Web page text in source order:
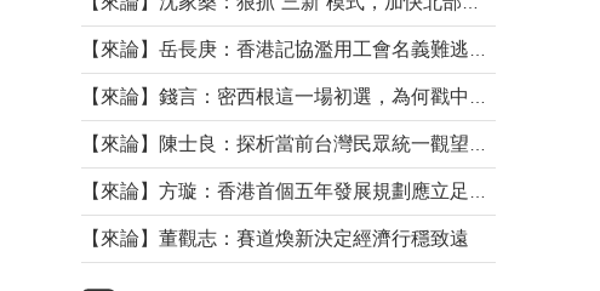
【來論】董觀志：賽道煥新決定經濟行穩致遠